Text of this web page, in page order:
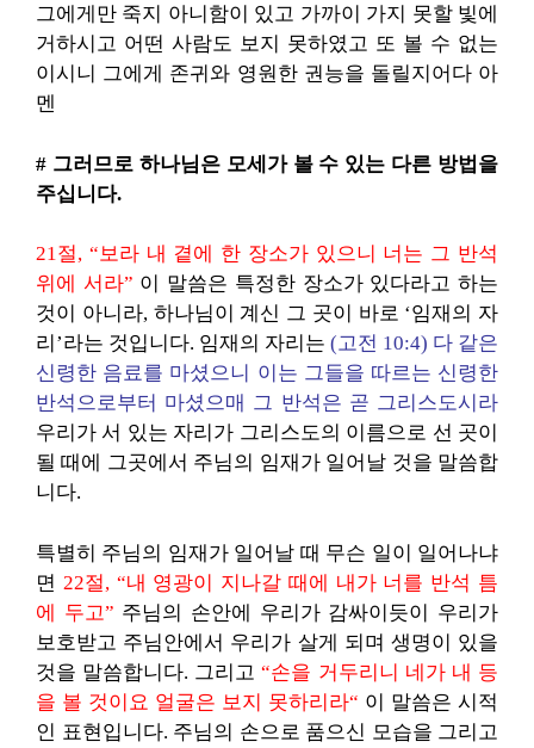
그에게만 죽지 아니함이 있고 가까이 가지 못할 빛에
거하시고 어떤 사람도 보지 못하였고 또 볼 수 없는
이시니 그에게 존귀와 영원한 권능을 돌릴지어다 아
멘
# 그러므로 하나님은 모세가 볼 수 있는 다른 방법을
주십니다.
21절, “보라 내 곁에 한 장소가 있으니 너는 그 반석
위에 서라” 이 말씀은 특정한 장소가 있다라고 하는
것이 아니라, 하나님이 계신 그 곳이 바로 ‘임재의 자
리’라는 것입니다. 임재의 자리는 (고전 10:4) 다 같은
신령한 음료를 마셨으니 이는 그들을 따르는 신령한
반석으로부터 마셨으매 그 반석은 곧 그리스도시라
우리가 서 있는 자리가 그리스도의 이름으로 선 곳이
될 때에 그곳에서 주님의 임재가 일어날 것을 말씀합
니다.
특별히 주님의 임재가 일어날 때 무슨 일이 일어나냐
면 22절, “내 영광이 지나갈 때에 내가 너를 반석 틈
에 두고” 주님의 손안에 우리가 감싸이듯이 우리가
보호받고 주님안에서 우리가 살게 되며 생명이 있을
것을 말씀합니다. 그리고“손을 거두리니 네가 내 등
을 볼 것이요 얼굴은 보지 못하리라“ 이 말씀은 시적
인 표현입니다. 주님의 손으로 품으신 모습을 그리고